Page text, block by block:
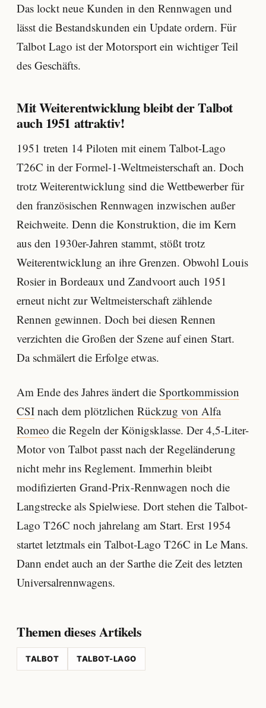
Das lockt neue Kunden in den Rennwagen und
lässt die Bestandskunden ein Update ordern. Für
Talbot Lago ist der Motorsport ein wichtiger Teil
des Geschäfts.
Mit Weiterentwicklung bleibt der Talbot
auch 1951 attraktiv!
1951 treten 14 Piloten mit einem Talbot-Lago
T26C in der Formel-1-Weltmeisterschaft an. Doch
trotz Weiterentwicklung sind die Wettbewerber für
den französischen Rennwagen inzwischen außer
Reichweite. Denn die Konstruktion, die im Kern
aus den 1930er-Jahren stammt, stößt trotz
Weiterentwicklung an ihre Grenzen. Obwohl Louis
Rosier in Bordeaux und Zandvoort auch 1951
erneut nicht zur Weltmeisterschaft zählende
Rennen gewinnen. Doch bei diesen Rennen
verzichten die Großen der Szene auf einen Start.
Da schmälert die Erfolge etwas.
Am Ende des Jahres ändert die Sportkommission
CSI nach dem plötzlichen Rückzug von Alfa
Romeo die Regeln der Königsklasse. Der 4,5-Liter-
Motor von Talbot passt nach der Regeländerung
nicht mehr ins Reglement. Immerhin bleibt
modifizierten Grand-Prix-Rennwagen noch die
Langstrecke als Spielwiese. Dort stehen die Talbot-
Lago T26C noch jahrelang am Start. Erst 1954
startet letztmals ein Talbot-Lago T26C in Le Mans.
Dann endet auch an der Sarthe die Zeit des letzten
Universalrennwagens.
Themen dieses Artikels
TALBOT TALBOT-LAGO